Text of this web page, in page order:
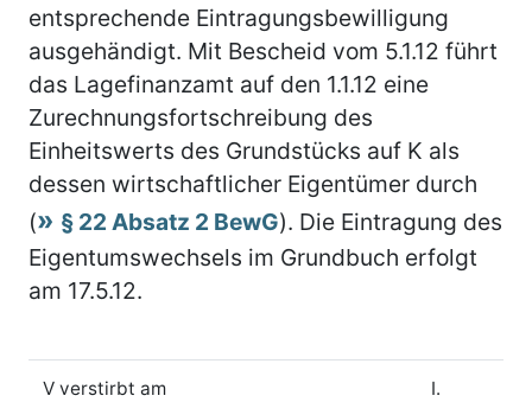
entsprechende Eintragungsbewilligung
ausgehändigt. Mit Bescheid vom 5.1.12 führt
das Lagefinanzamt auf den 1.1.12 eine
Zurechnungsfortschreibung des
Einheitswerts des Grundstücks auf K als
dessen wirtschaftlicher Eigentümer durch
(
§ 22 Absatz 2 BewG). Die Eintragung des
Eigentumswechsels im Grundbuch erfolgt
am 17.5.12.
V verstirbt am
I.